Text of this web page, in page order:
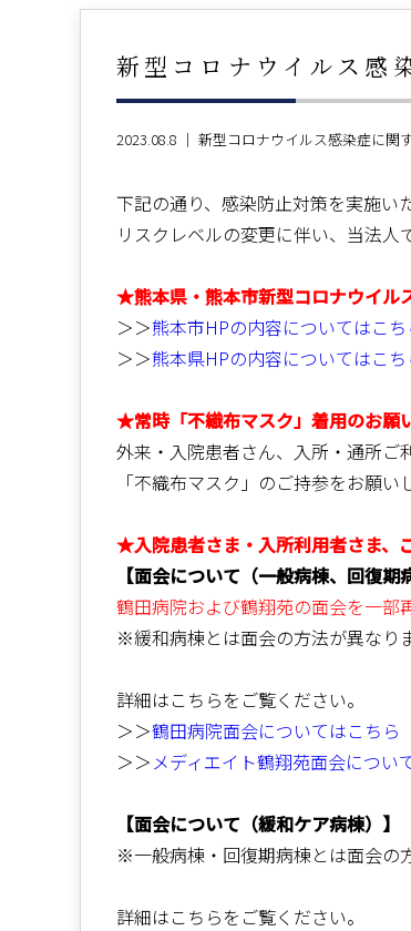
新型コロナウイルス感
2023.08.8 ｜ 新型コロナウイルス感染症に関
下記の通り、感染防止対策を実施い
リスクレベルの変更に伴い、当法人
★熊本県・熊本市新型コロナウイル
＞＞熊本市HPの内容についてはこち
＞＞熊本県HPの内容についてはこち
★常時「不織布マスク」着用のお願
外来・入院患者さん、入所・通所ご
「不織布マスク」のご持参をお願
★入院患者さま・入所利用者さま、
【面会について（一般病棟、回復期
鶴田病院および鶴翔苑の面会を一
※緩和病棟とは面会の方法が異なり
詳細はこちらをご覧ください。
＞＞鶴田病院面会についてはこちら
＞＞ メディエイト鶴翔苑面会につい
【面会について（緩和ケア病棟）】
※一般病棟・回復期病棟とは面会の
詳細はこちらをご覧ください。